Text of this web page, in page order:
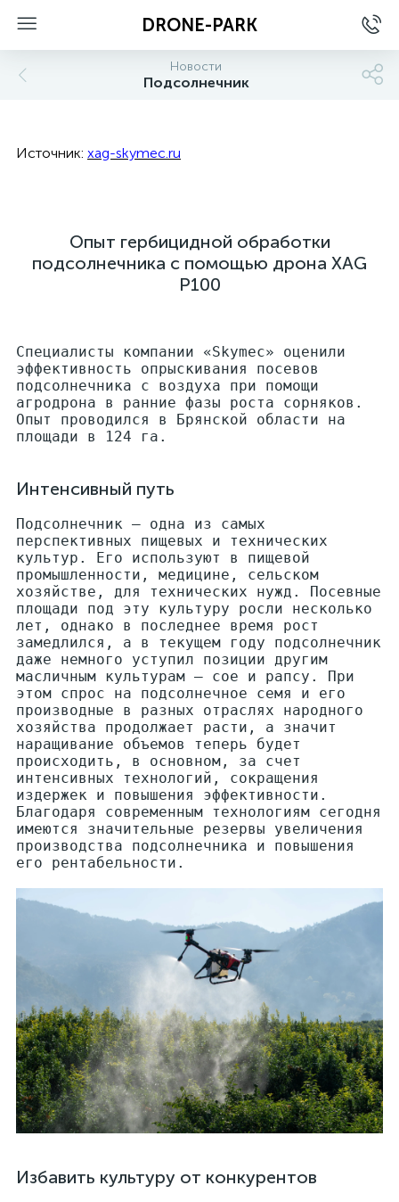
DRONE-PARK
Новости
Подсолнечник
Источник: xag-skymec.ru
Опыт гербицидной обработки
подсолнечника с помощью дрона XAG
P100
Специалисты компании «Skymec» оценили
эффективность опрыскивания посевов
подсолнечника с воздуха при помощи
агродрона в ранние фазы роста сорняков.
Опыт проводился в Брянской области на
площади в 124 га.
Интенсивный путь
Подсолнечник — одна из самых
перспективных пищевых и технических
культур. Его используют в пищевой
промышленности, медицине, сельском
хозяйстве, для технических нужд. Посевные
площади под эту культуру росли несколько
лет, однако в последнее время рост
замедлился, а в текущем году подсолнечник
даже немного уступил позиции другим
масличным культурам — сое и рапсу. При
этом спрос на подсолнечное семя и его
производные в разных отраслях народного
хозяйства продолжает расти, а значит
наращивание объемов теперь будет
происходить, в основном, за счет
интенсивных технологий, сокращения
издержек и повышения эффективности.
Благодаря современным технологиям сегодня
имеются значительные резервы увеличения
производства подсолнечника и повышения
его рентабельности.
Избавить культуру от конкурентов